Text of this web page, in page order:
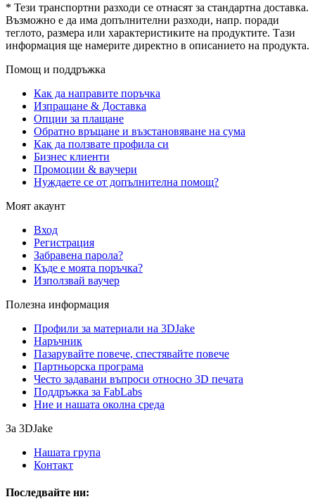
* Тези транспортни разходи се отнасят за стандартна доставка.
Възможно е да има допълнителни разходи, напр. поради
теглото, размера или характеристиките на продуктите. Тази
информация ще намерите директно в описанието на продукта.
Помощ и поддръжка
Как да направите поръчка
Изпращане & Доставка
Опции за плащане
Обратно връщане и възстановяване на сума
Как да ползвате профила си
Бизнес клиенти
Промоции & ваучери
Нуждаете се от допълнителна помощ?
Моят акаунт
Вход
Регистрация
Забравена парола?
Къде е моята поръчка?
Използвай ваучер
Полезна информация
Профили за материали на 3DJake
Наръчник
Пазарувайте повече, спестявайте повече
Партньорска програма
Често задавани въпроси относно 3D печата
Поддръжка за FabLabs
Ние и нашата околна среда
За 3DJake
Нашата група
Контакт
Последвайте ни: